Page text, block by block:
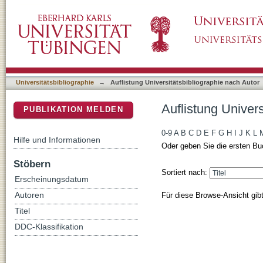
Universitätsbibliographie → Auflistung Universitätsbibliographie nach Autor
Auflistung
0-9 A B C D E F G H J K L
Oder geben Sie die ersten
Sortiert nach:
Für diese Browse-Ansicht
PUBLIKATION MELDEN
Hilfe und Informationen
Stöbern
Erscheinungsdatum
Autoren
Titel
DDC-Klassifikation